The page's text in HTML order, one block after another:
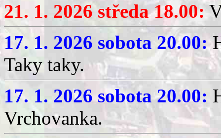
21. 1. 2026 středa 18.00:
17. 1. 2026 sobota 20.00:
Taky taky.
17. 1. 2026 sobota 20.00:
Vrchovanka.